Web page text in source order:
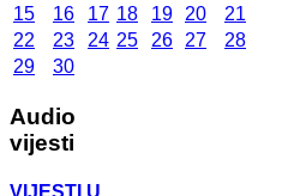
15
16 17 18 19 20
21
22
23 24 25 26 27
28
29
30
Audio
vijesti